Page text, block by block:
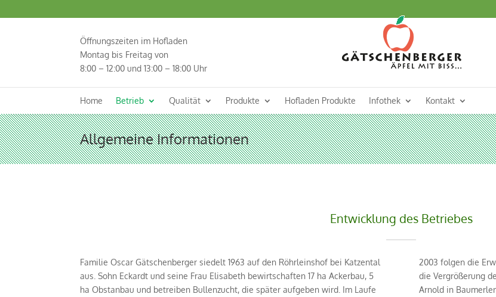
Öffnungszeiten im Hofladen
Montag bis Freitag von
8:00 – 12:00 und 13:00 – 18:00 Uhr
Home Betrieb Qualität Produkte Hofladen Produkte Infothek Kontakt
Allgemeine Informationen
Entwicklung des Betriebes
Familie Oscar Gätschenberger siedelt 1963 auf den Röhrleinshof bei Katzental
aus. Sohn Eckardt und seine Frau Elisabeth bewirtschaften 17 ha Ackerbau, 5
ha Obstanbau und betreiben Bullenzucht, die später aufgeben wird. Im Laufe
2003 folgen die
die Vergrößerung
Arnold in